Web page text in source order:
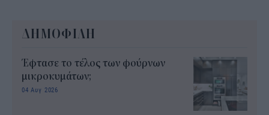
ΔΗΜΟΦΙΛΗ
Έφτασε το τέλος των φούρνων
μικροκυμάτων;
04 Αυγ 2026